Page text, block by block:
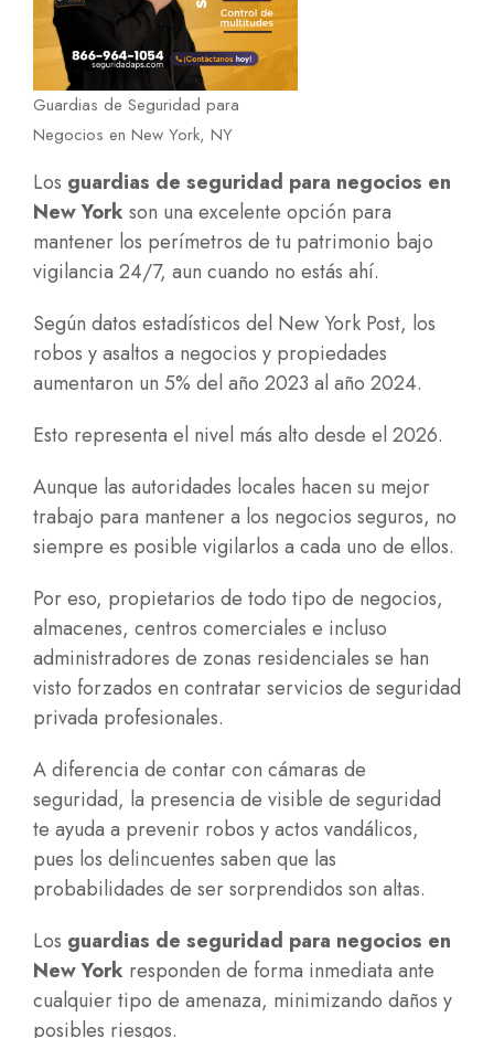
Guardias de Seguridad para
Negocios en New York, NY
Los guardias de seguridad para negocios en
New York son una excelente opción para
mantener los perímetros de tu patrimonio bajo
vigilancia 24/7, aun cuando no estás ahí.
Según datos estadísticos del New York Post, los
robos y asaltos a negocios y propiedades
aumentaron un 5% del año 2023 al año 2024.
Esto representa el nivel más alto desde el 2026.
Aunque las autoridades locales hacen su mejor
trabajo para mantener a los negocios seguros, no
siempre es posible vigilarlos a cada uno de ellos.
Por eso, propietarios de todo tipo de negocios,
almacenes, centros comerciales e incluso
administradores de zonas residenciales se han
visto forzados en contratar servicios de seguridad
privada profesionales.
A diferencia de contar con cámaras de
seguridad, la presencia de visible de seguridad
te ayuda a prevenir robos y actos vandálicos,
pues los delincuentes saben que las
probabilidades de ser sorprendidos son altas.
Los guardias de seguridad para negocios en
New York responden de forma inmediata ante
cualquier tipo de amenaza, minimizando daños y
posibles riesgos.